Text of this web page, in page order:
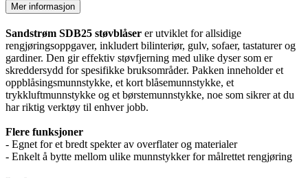
Mer informasjon
Sandstrøm SDB25 støvblåser er utviklet for allsidige
rengjøringsoppgaver, inkludert bilinteriør, gulv, sofaer, tastaturer og
gardiner. Den gir effektiv støvfjerning med ulike dyser som er
skreddersydd for spesifikke bruksområder. Pakken inneholder et
oppblåsingsmunnstykke, et kort blåsemunnstykke, et
trykkluftmunnstykke og et børstemunnstykke, noe som sikrer at du
har riktig verktøy til enhver jobb.
Flere funksjoner
- Egnet for et bredt spekter av overflater og materialer
- Enkelt å bytte mellom ulike munnstykker for målrettet rengjøring